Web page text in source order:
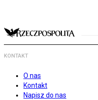
KONTAKT
O nas
Kontakt
Napisz do nas